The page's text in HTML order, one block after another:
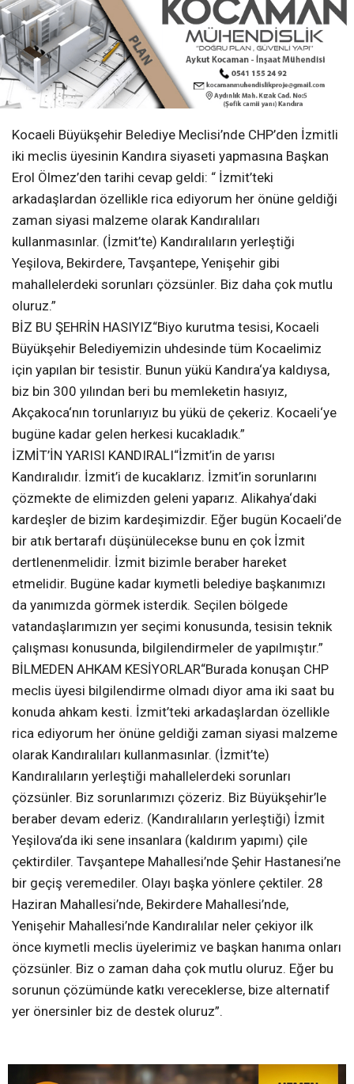
Kocaeli Büyükşehir Belediye Meclisi’nde CHP’den İzmitli
iki meclis üyesinin Kandıra siyaseti yapmasına Başkan
Erol Ölmez’den tarihi cevap geldi: “ İzmit’teki
arkadaşlardan özellikle rica ediyorum her önüne geldiği
zaman siyasi malzeme olarak Kandıralıları
kullanmasınlar. (İzmit’te) Kandıralıların yerleştiği
Yeşilova, Bekirdere, Tavşantepe, Yenişehir gibi
mahallelerdeki sorunları çözsünler. Biz daha çok mutlu
oluruz.”
BİZ BU ŞEHRİN HASIYIZ“Biyo kurutma tesisi, Kocaeli
Büyükşehir Belediyemizin uhdesinde tüm Kocaelimiz
için yapılan bir tesistir. Bunun yükü Kandıra‘ya kaldıysa,
biz bin 300 yılından beri bu memleketin hasıyız,
Akçakoca‘nın torunlarıyız bu yükü de çekeriz. Kocaeli‘ye
bugüne kadar gelen herkesi kucakladık.”
İZMİT’İN YARISI KANDIRALI“İzmit’in de yarısı
Kandıralıdır. İzmit’i de kucaklarız. İzmit’in sorunlarını
çözmekte de elimizden geleni yaparız. Alikahya‘daki
kardeşler de bizim kardeşimizdir. Eğer bugün Kocaeli’de
bir atık bertarafı düşünülecekse bunu en çok İzmit
dertlenenmelidir. İzmit bizimle beraber hareket
etmelidir. Bugüne kadar kıymetli belediye başkanımızı
da yanımızda görmek isterdik. Seçilen bölgede
vatandaşlarımızın yer seçimi konusunda, tesisin teknik
çalışması konusunda, bilgilendirmeler de yapılmıştır.”
BİLMEDEN AHKAM KESİYORLAR“Burada konuşan CHP
meclis üyesi bilgilendirme olmadı diyor ama iki saat bu
konuda ahkam kesti. İzmit’teki arkadaşlardan özellikle
rica ediyorum her önüne geldiği zaman siyasi malzeme
olarak Kandıralıları kullanmasınlar. (İzmit’te)
Kandıralıların yerleştiği mahallelerdeki sorunları
çözsünler. Biz sorunlarımızı çözeriz. Biz Büyükşehir’le
beraber devam ederiz. (Kandıralıların yerleştiği) İzmit
Yeşilova’da iki sene insanlara (kaldırım yapımı) çile
çektirdiler. Tavşantepe Mahallesi’nde Şehir Hastanesi’ne
bir geçiş veremediler. Olayı başka yönlere çektiler. 28
Haziran Mahallesi’nde, Bekirdere Mahallesi’nde,
Yenişehir Mahallesi’nde Kandıralılar neler çekiyor ilk
önce kıymetli meclis üyelerimiz ve başkan hanıma onları
çözsünler. Biz o zaman daha çok mutlu oluruz. Eğer bu
sorunun çözümünde katkı vereceklerse, bize alternatif
yer önersinler biz de destek oluruz”.